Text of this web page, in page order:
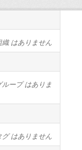
はありません
ープ はありま
はありません